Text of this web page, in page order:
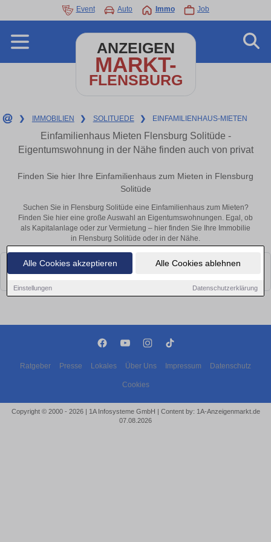
Alle Cookies akzeptieren Alle Cookies ablehnen
Einstellungen Datenschutzerklärung
Event Auto Immo Job
ANZEIGEN
MARKT-
FLENSBURG
❯ IMMOBILIEN ❯ SOLITUEDE ❯ EINFAMILIENHAUS-MIETEN
Einfamilienhaus Mieten Flensburg Solitüde -
Eigentumswohnung in der Nähe finden auch von privat
Finden Sie hier Ihre Einfamilienhaus zum Mieten in Flensburg
Solitüde
Suchen Sie in Flensburg Solitüde eine Einfamilienhaus zum Mieten?
Finden Sie hier eine große Auswahl an Eigentumswohnungen. Egal, ob
als Kapitalanlage oder zur Vermietung – hier finden Sie Ihre Immobilie
in Flensburg Solitüde oder in der Nähe.
Leider konnten wir derzeit keine passenden Objekte finden. Schauen Sie
bald wieder vorbei!
Ratgeber Presse Lokales Über Uns Impressum Datenschutz
Cookies
Copyright © 2000 - 2026 | 1A Infosysteme GmbH | Content by: 1A-Anzeigenmarkt.de
07.08.2026